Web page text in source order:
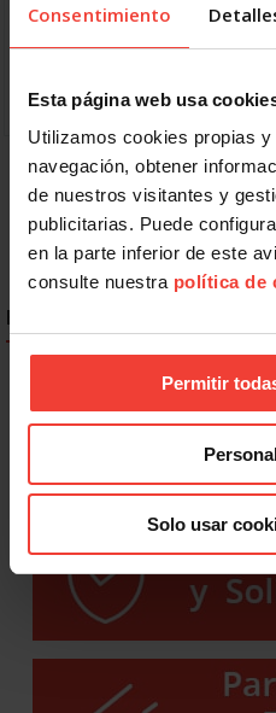
Consentimiento
Esta página web usa
Utilizamos cookies propias
navegación, obtener
de nuestros visitantes y
publicitarias. Puede
en la parte inferior de este
consulte nuestra política de
Permitir
Solo usar
18 ABRIL, 2016
El sindicato francés CFDT
y que derivó, por la dinámica
1
ENLACES DESTACADOS